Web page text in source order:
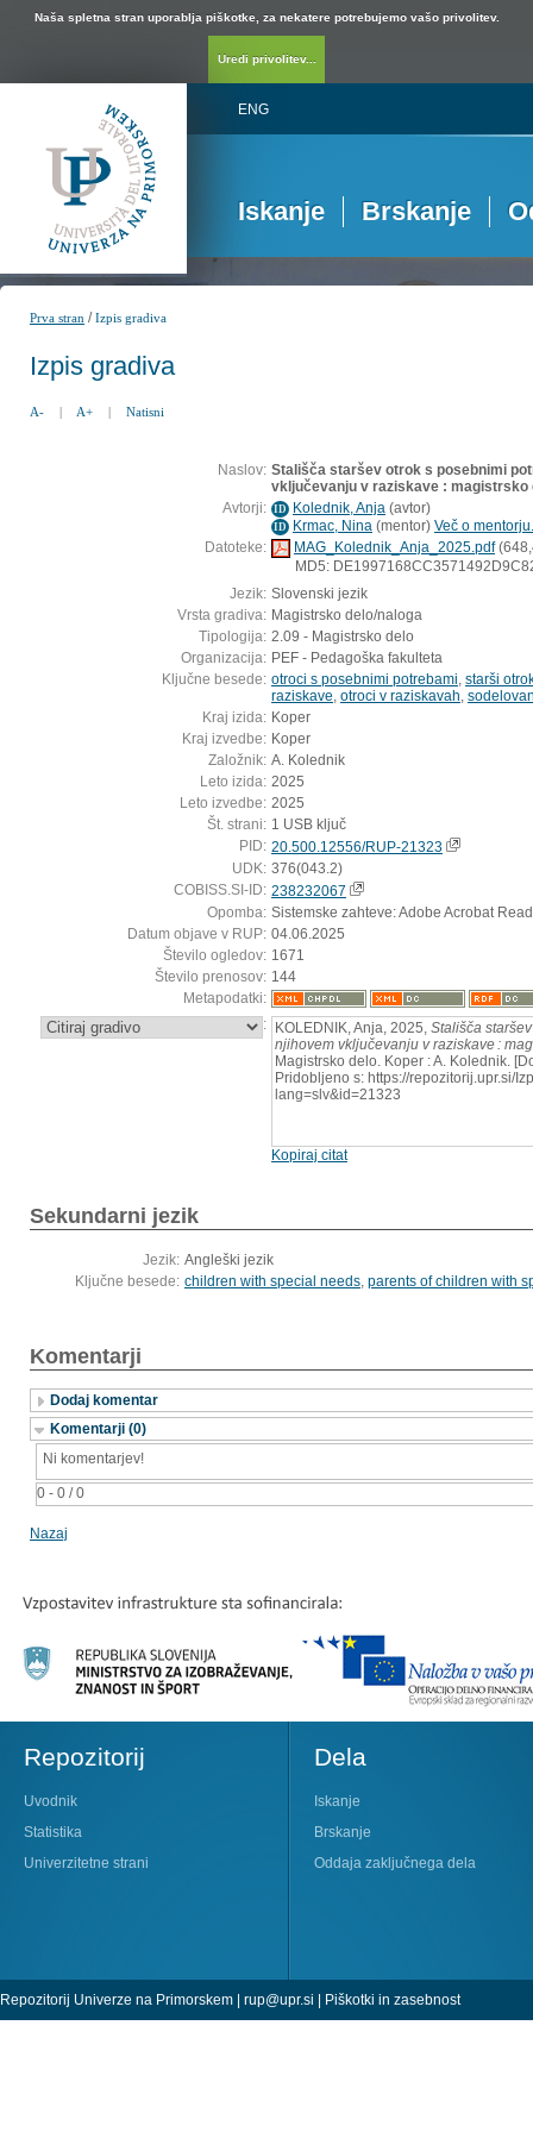
Naša spletna stran uporablja piškotke, za nekatere potrebujemo vašo privolitev.
Uredi privolitev...
ENG
Iskanje Brskanje
Prva stran /Izpis gradiva
Izpis gradiva
A- | A+ | Natisni
Naslov: Stališča staršev otrok s posebnimi
vključevanju v raziskave : magistrsko
Avtorji: ID Kolednik, Anja (avtor)
ID Krmac, Nina (mentor) Več o
Datoteke:
MAG_Kolednik_Anja_2025.pdf
MD5:
Jezik: Slovenski jezik
Vrsta gradiva: Magistrsko delo/naloga
Tipologija: 2.09 - Magistrsko delo
Organizacija: PEF - Pedagoška fakulteta
Ključne besede: otroci s posebnimi potrebami starši
raziskave otroci v raziskavah
Kraj izida: Koper
Kraj izvedbe: Koper
Založnik: A. Kolednik
Leto izida: 2025
Leto izvedbe: 2025
Št. strani: 1 USB ključ
PID: 20.500.12556/RUP-21323
UDK: 376(043.2)
COBISS.SI-ID: 238232067
Opomba: Sistemske zahteve: Adobe Acrobat
Datum objave v RUP: 04.06.2025
Število ogledov: 1671
Število prenosov: 144
Metapodatki:
: KOLEDNIK, Anja, 2025, Stališča
njihovem vključevanju v raziskave :
Magistrsko delo. Koper : A. Kolednik.
Pridobljeno s: https://repozitorij.upr.si/
lang=slv&id=21323
Kopiraj citat
Sekundarni jezik
Jezik: Angleški jezik
Ključne besede: children with special needs, parents of children with
Komentarji
Dodaj komentar
Komentarji (0)
0 - 0 / 0
Ni komentarjev!
Nazaj
Repozitorij
Uvodnik
Statistika
Univerzitetne strani
Dela
Iskanje
Brskanje
Oddaja zaključnega dela
Repozitorij Univerze na Primorskem | rup@upr.si Piškotki in zasebnost